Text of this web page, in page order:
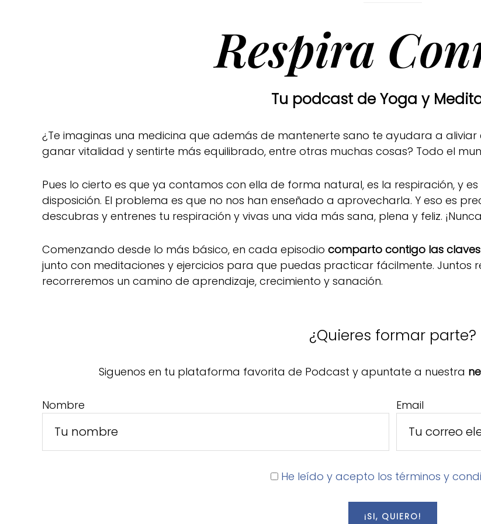
Respira
Tu podcast de Yoga y
¿Te imaginas una medicina que además de mantenerte sano te ayudara a aliviar
ganar vitalidad y sentirte más equilibrado, entre otras muchas cosas? Todo el
Pues lo cierto es que ya contamos con ella de forma natural, es la respiración, y
disposición. El problema es que no nos han enseñado a aprovecharla. Y eso es
descubras y entrenes tu respiración y vivas una vida más sana, plena y feliz.
Comenzando desde lo más básico, en cada episodio comparto contigo las
junto con meditaciones y ejercicios para que puedas practicar fácilmente. Juntos
recorreremos un camino de aprendizaje, crecimiento y sanación.
¿Quieres formar parte?
Siguenos en tu plataforma favorita de Podcast y apuntate a nuestra
Nombre Email
He leído y acepto los términos y